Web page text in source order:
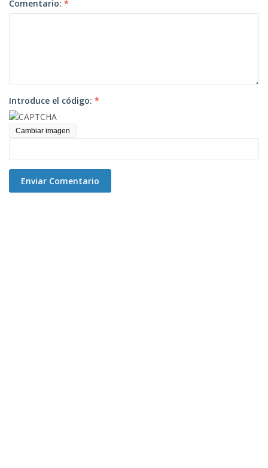
Comentario: *
Introduce el código: *
Cambiar imagen
Enviar Comentario